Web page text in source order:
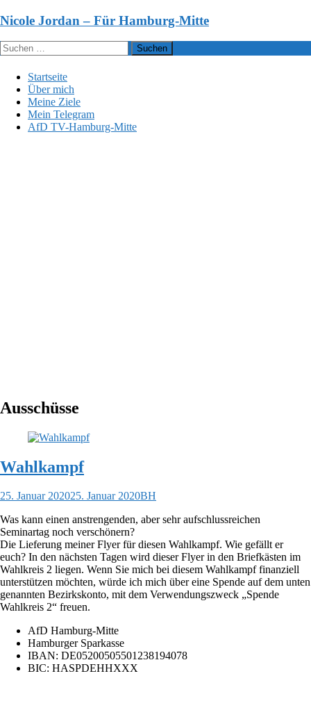
Zum
springen
Nicole Jordan – Für Hamburg-Mitte
Suchen
nach:
Startseite
Über mich
Meine Ziele
Mein Telegram
AfD TV-Hamburg-Mitte
Ausschüsse
Wahlkampf
25. Januar 202025. Januar 2020BH
Was kann einen anstrengenden, aber sehr aufschlussreichen
Seminartag noch verschönern?
Die Lieferung meiner Flyer für diesen Wahlkampf. Wie gefällt er
euch? In den nächsten Tagen wird dieser Flyer in den Briefkästen im
Wahlkreis 2 liegen. Wenn Sie mich bei diesem Wahlkampf finanziell
unterstützen möchten, würde ich mich über eine Spende auf dem unten
genannten Bezirkskonto, mit dem Verwendungszweck „Spende
Wahlkreis 2“ freuen.
AfD Hamburg-Mitte
Hamburger Sparkasse
IBAN: DE05200505501238194078
BIC: HASPDEHHXXX